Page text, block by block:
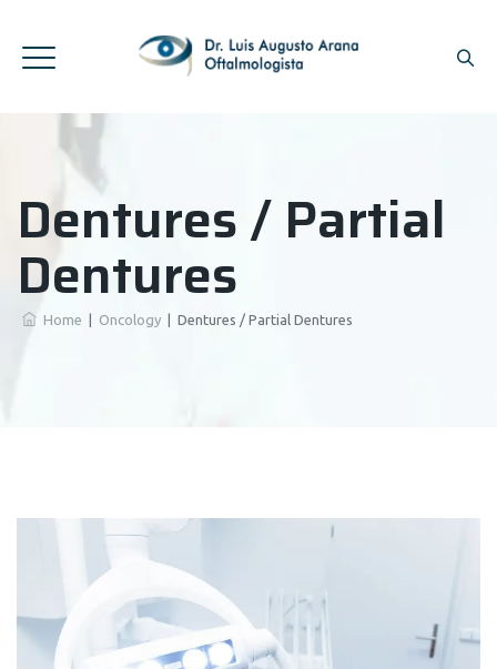
Dentures / Partial
Dentures
Home Oncology Dentures / Partial Dentures